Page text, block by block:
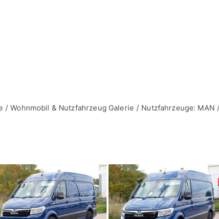
Wohnmobil & Nutzfahrzeug Galerie Nutzfahrzeuge: MAN